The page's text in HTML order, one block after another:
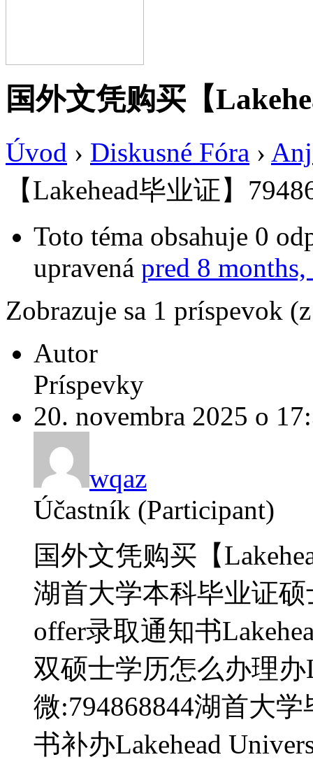
国外文凭购买【
Úvod › Diskusné Fóra ›
【Lakehead毕业证】
Toto téma obsahuje 0
upravená pred 8 months,
Zobrazuje sa 1 príspevok
Autor
Príspevky
20. novembra 2025 o
wqaz
Účastník (Participant)
国外文凭购买【
湖首大学本科毕业证
offer录取通知书
双硕士学历怎么办理办
微:794868844湖首大
书补办Lakehead